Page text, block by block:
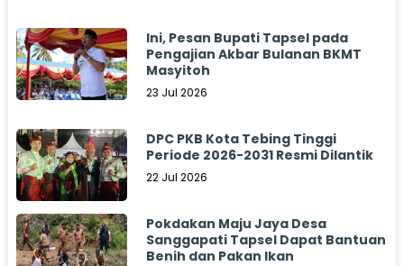
Ini, Pesan Bupati Tapsel pada
Pengajian Akbar Bulanan BKMT
Masyitoh
23 Jul 2026
DPC PKB Kota Tebing Tinggi
Periode 2026-2031 Resmi Dilantik
22 Jul 2026
Pokdakan Maju Jaya Desa
Sanggapati Tapsel Dapat Bantuan
Benih dan Pakan Ikan